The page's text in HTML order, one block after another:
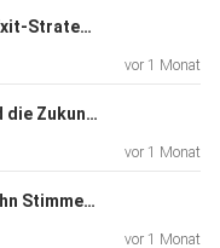
zum Full-Stack-
–
– künftig in
DORA in der Praxis: Warum Exit-Strategien über die Zukunft der Cloud entscheiden – ein DOAG VOICES CloudTalk von der CloudLand 2026.
vor 1 Monat
Vibe Coding, KI-Agenten und die Zukunft der Softwareentwicklung – DOAG VOICES CloudTalk mit Dave König und Roland Golla
vor 1 Monat
CloudLand 2026: Ein Tag, zehn Stimmen, unzählige Perspektiven – das Barcamp
vor 1 Monat